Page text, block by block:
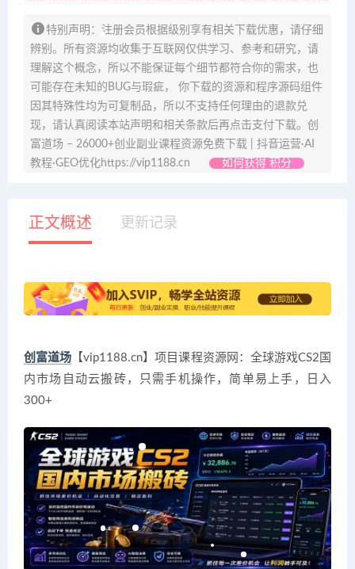
特别声明：注册会员根据级别享有相关下载优惠，请仔细
辨别。所有资源均收集于互联网仅供学习、参考和研究，请
理解这个概念，所以不能保证每个细节都符合你的需求，也
可能存在未知的BUG与瑕疵， 你下载的资源和程序源码组件
因其特殊性均为可复制品，所以不支持任何理由的退款兑
现，请认真阅读本站声明和相关条款后再点击支付下载。创
富道场 – 26000+创业副业课程资源免费下载 | 抖音运营·AI
教程·GEO优化https://vip1188.cn
如何获得 积分
正文概述 更新记录
创富道场 【vip1188.cn】项目课程资源网：全球游戏CS2国
内市场自动云搬砖，只需手机操作，简单易上手，日入
300+